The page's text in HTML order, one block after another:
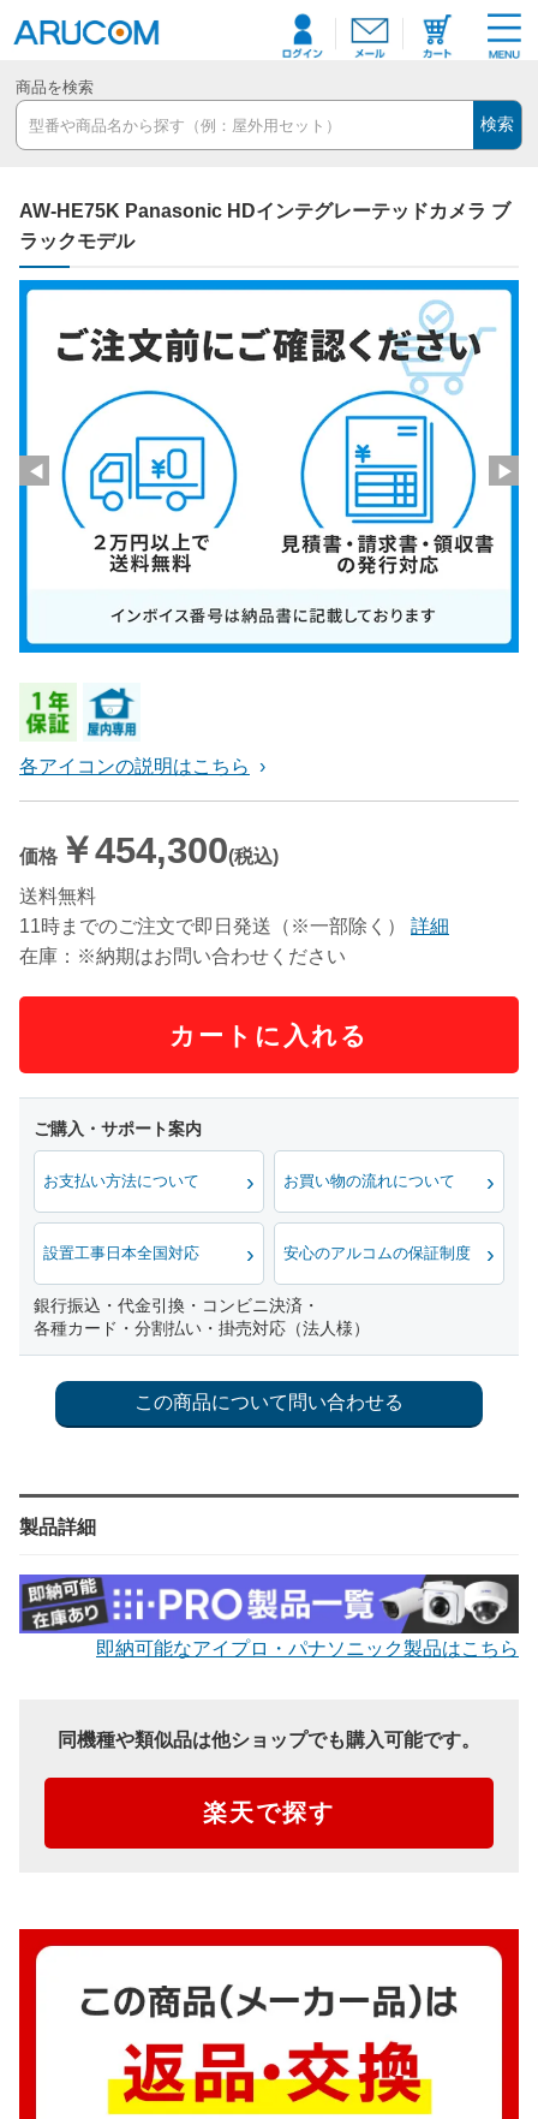
商品を検索
検索
AW-HE75K Panasonic HDインテグレーテッドカメラ ブ
ラックモデル
◀ ▶
各アイコンの説明はこちら
価格 ￥454,300(税込)
送料無料
11時までのご注文で即日発送（※一部除く）
詳細
在庫：※納期はお問い合わせください
カートに入れる
お支払い方法について お買い物の流れについて
設置工事日本全国対応 安心のアルコムの保証制度
銀行振込・代金引換・コンビニ決済・
各種カード・分割払い・掛売対応（法人様）
製品詳細
即納可能なアイプロ・パナソニック製品はこちら
同機種や類似品は他ショップでも購入可能です。
楽天で探す